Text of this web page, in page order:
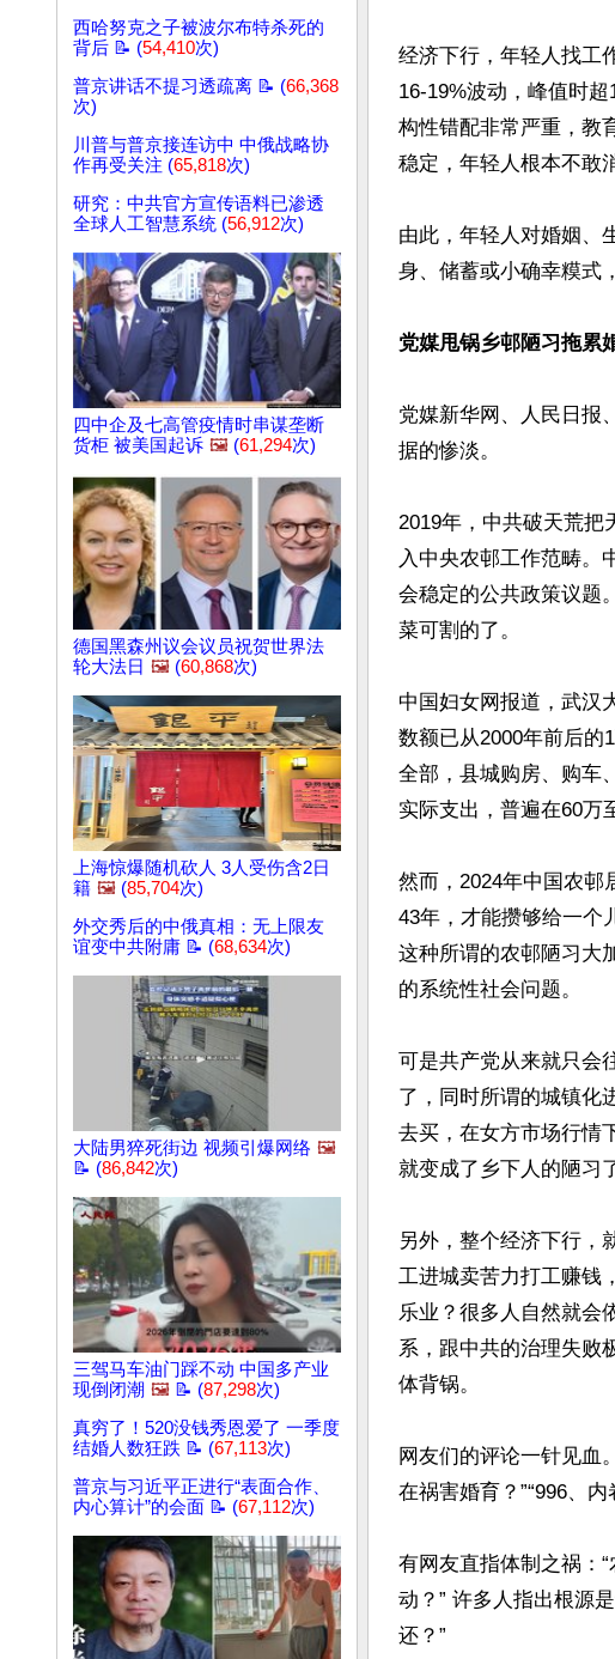
西哈努克之子被波尔布特杀死的
背后 📝 (54,410次)
普京讲话不提习透疏离 📝 (66,368
次)
川普与普京接连访中 中俄战略协
作再受关注 (65,818次)
研究：中共官方宣传语料已渗透
全球人工智慧系统 (56,912次)
四中企及七高管疫情时串谋垄断
货柜 被美国起诉 🖼️ (61,294次)
德国黑森州议会议员祝贺世界法
轮大法日 🖼️ (60,868次)
上海惊爆随机砍人 3人受伤含2日
籍 🖼️ (85,704次)
外交秀后的中俄真相：无上限友
谊变中共附庸 📝 (68,634次)
大陆男猝死街边 视频引爆网络 🖼️
📝 (86,842次)
三驾马车油门踩不动 中国多产业
现倒闭潮 🖼️ 📝 (87,298次)
真穷了！520没钱秀恩爱了 一季度
结婚人数狂跌 📝 (67,113次)
普京与习近平正进行“表面合作、
内心算计”的会面 📝 (67,112次)
经济下行，年轻人找工
16-19%波动，峰值时
构性错配非常严重，教
稳定，年轻人根本不敢
由此，年轻人对婚姻、
身、储蓄或小确幸糢式
党媒甩锅乡邨陋习拖累
党媒新华网、人民日报
据的惨淡。
2019年，中共破天荒把
入中央农邨工作范畴。
会稳定的公共政策议题
菜可割的了。
中国妇女网报道，武汉
数额已从2000年前后的
全部，县城购房、购车
实际支出，普遍在60万
然而，2024年中国农邨
43年，才能攒够给一个
这种所谓的农邨陋习大
的系统性社会问题。
可是共产党从来就只会
了，同时所谓的城镇化
去买，在女方市场行情
就变成了乡下人的陋习
另外，整个经济下行，
工进城卖苦力打工赚钱
乐业？很多人自然就会
系，跟中共的治理失败
体背锅。
网友们的评论一针见血
在祸害婚育？”“996、
有网友直指体制之祸：
动？” 许多人指出根源
还？”